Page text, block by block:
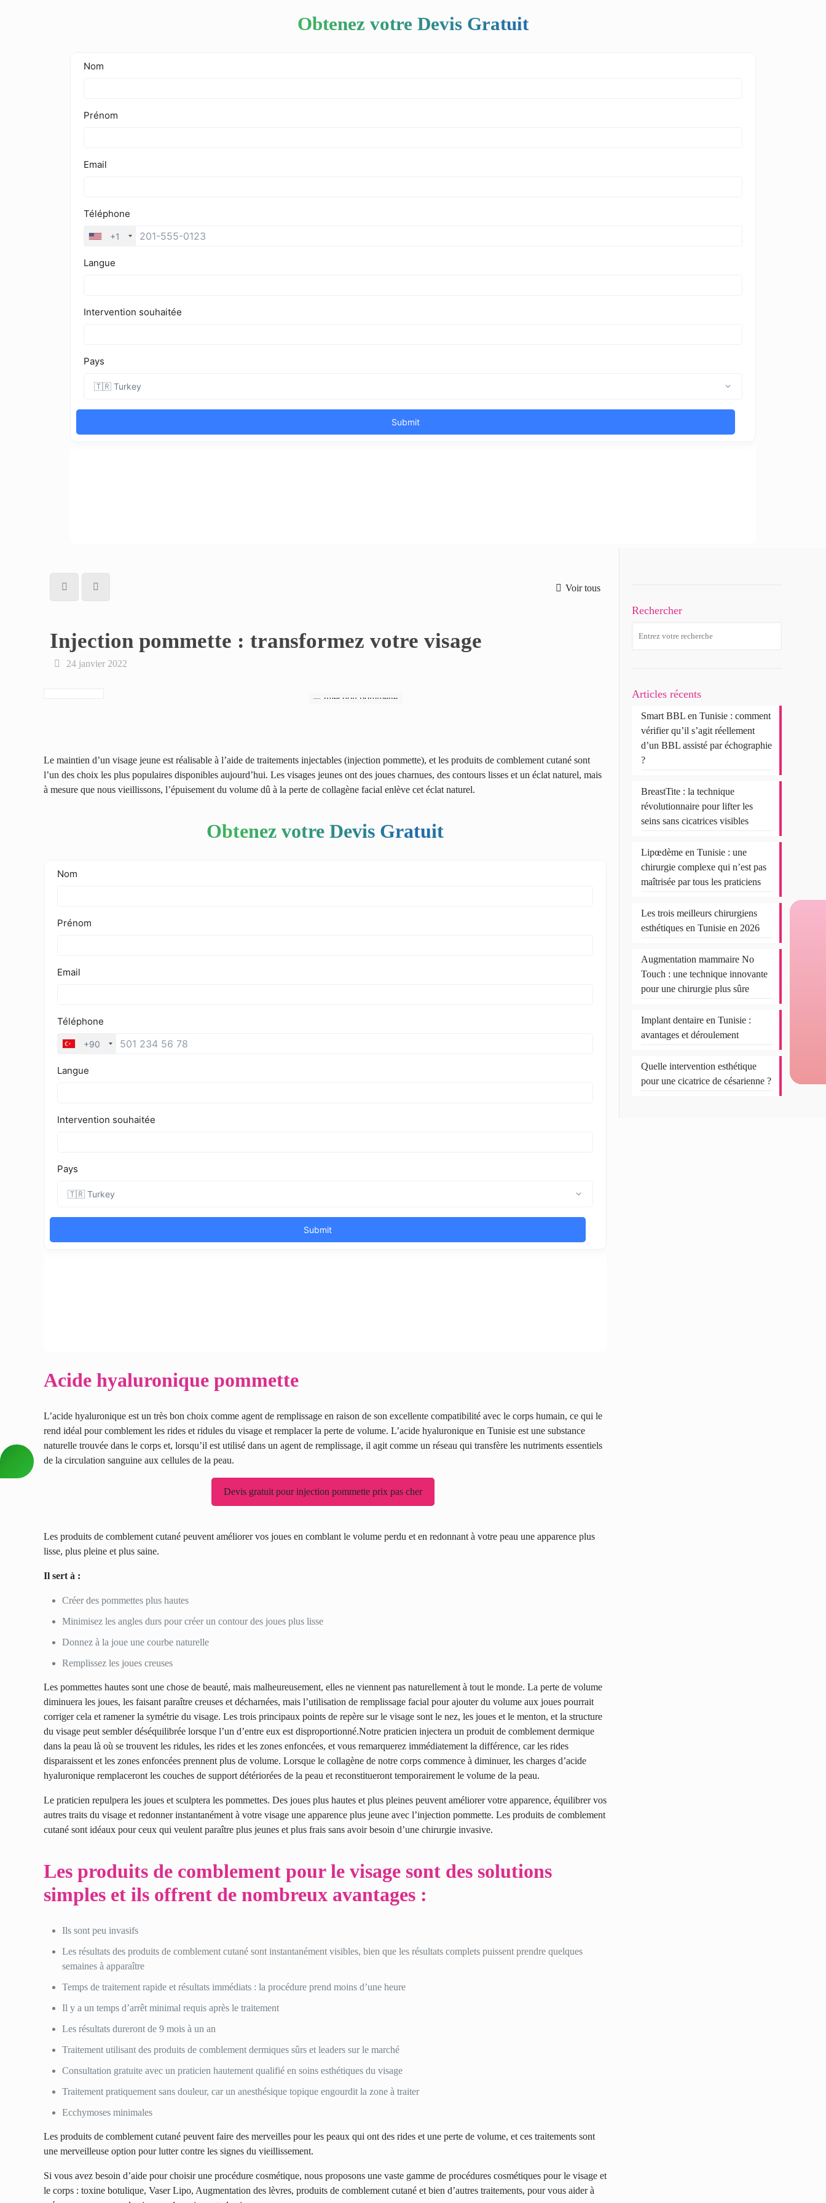
Obtenez votre Devis Gratuit
Voir tous
Injection pommette : transformez votre visage
24 janvier 2022
Le maintien d’un visage jeune est réalisable à l’aide de traitements injectables (injection pommette), et les produits de comblement cutané sont
l’un des choix les plus populaires disponibles aujourd’hui. Les visages jeunes ont des joues charnues, des contours lisses et un éclat naturel, mais
à mesure que nous vieillissons, l’épuisement du volume dû à la perte de collagène facial enlève cet éclat naturel.
Obtenez votre Devis Gratuit
Acide hyaluronique pommette
L’acide hyaluronique est un très bon choix comme agent de remplissage en raison de son excellente compatibilité avec le corps humain, ce qui le
rend idéal pourcomblement les rides et ridules du visage et remplacer la perte de volume. L’acide hyaluronique en Tunisie est une substance
naturelle trouvée dans le corps et, lorsqu’il est utilisé dans un agent de remplissage, il agit comme un réseau qui transfère les nutriments essentiels
de la circulation sanguine aux cellules de la peau.
Devis gratuit pour injection pommette prix pas cher
Les produits de comblement cutané peuvent améliorer vos joues en comblant le volume perdu et en redonnant à votre peau une apparence plus
lisse, plus pleine et plus saine.
Il sert à :
Créer des pommettes plus hautes
Minimisez les angles durs pour créer un contour des joues plus lisse
Donnez à la joue une courbe naturelle
Remplissez les joues creuses
Les pommettes hautes sont une chose de beauté, mais malheureusement, elles ne viennent pas naturellement à tout le monde. La perte de volume
diminuera les joues, les faisant paraître creuses et décharnées, mais l’utilisation de remplissage facial pour ajouter du volume aux joues pourrait
corriger cela et ramener la symétrie du visage. Les trois principaux points de repère sur le visage sont le nez, les joues et le menton, et la structure
du visage peut sembler déséquilibrée lorsque l’un d’entre eux est disproportionné.Notre praticien injectera un produit de comblement dermique
dans la peau là où se trouvent les ridules, les rides et les zones enfoncées, et vous remarquerez immédiatement la différence, car les rides
disparaissent et les zones enfoncées prennent plus de volume. Lorsque le collagène de notre corps commence à diminuer, les charges d’acide
hyaluronique remplaceront les couches de support détériorées de la peau et reconstitueront temporairement le volume de la peau.
Le praticien repulpera les joues et sculptera les pommettes. Des joues plus hautes et plus pleines peuvent améliorer votre apparence, équilibrer vos
autres traits du visage et redonner instantanément à votre visage une apparence plus jeune avec l’injection pommette. Les produits de comblement
cutané sont idéaux pour ceux qui veulent paraître plus jeunes et plus frais sans avoir besoin d’une chirurgie invasive.
Les produits de comblement pour le visage sont des solutions
simples et ils offrent de nombreux avantages :
Ils sont peu invasifs
Les résultats des produits de comblement cutané sont instantanément visibles, bien que les résultats complets puissent prendre quelques
semaines à apparaître
Temps de traitement rapide et résultats immédiats : la procédure prend moins d’une heure
Il y a un temps d’arrêt minimal requis après le traitement
Les résultats dureront de 9 mois à un an
Traitement utilisant des produits de comblement dermiques sûrs et leaders sur le marché
Consultation gratuite avec un praticien hautement qualifié en soins esthétiques du visage
Traitement pratiquement sans douleur, car un anesthésique topique engourdit la zone à traiter
Ecchymoses minimales
Les produits de comblement cutané peuvent faire des merveilles pour les peaux qui ont des rides et une perte de volume, et ces traitements sont
une merveilleuse option pour lutter contre les signes du vieillissement.
Si vous avez besoin d’aide pour choisir une procédure cosmétique, nous proposons une vaste gamme de procédures cosmétiques pour le visage et
le corps :toxine botulique,Vaser Lipo, Augmentation des lèvres, produits de comblement cutané et bien d’autres traitements, pour vous aider à
Rechercher
Articles récents
Smart BBL en Tunisie : comment
vérifier qu’il s’agit réellement
d’un BBL assisté par échographie
?
BreastTite : la technique
révolutionnaire pour lifter les
seins sans cicatrices visibles
Lipœdème en Tunisie : une
chirurgie complexe qui n’est pas
maîtrisée par tous les praticiens
Les trois meilleurs chirurgiens
esthétiques en Tunisie en 2026
Augmentation mammaire No
Touch : une technique innovante
pour une chirurgie plus sûre
Implant dentaire en Tunisie :
avantages et déroulement
Quelle intervention esthétique
pour une cicatrice de césarienne ?